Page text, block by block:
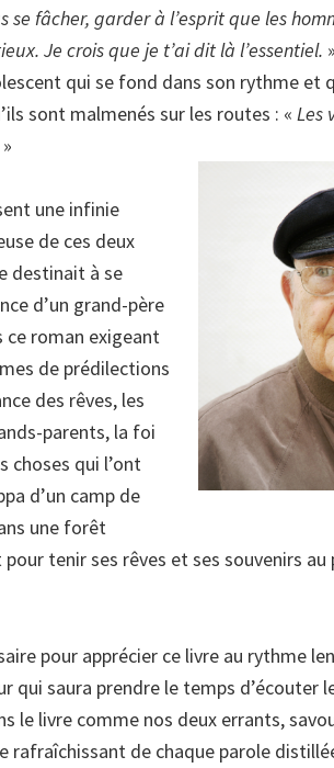
se fâcher, garder à l’esprit que les
Je crois que je t’ai dit là l’essentiel.
qui se fond dans son rythme et
sont malmenés sur les routes : « Les
»
une infinie
de ces deux
destinait à se
d’un grand-père
roman exigeant
de prédilections
des rêves, les
parents, la foi
choses qui l’ont
d’un camp de
une forêt
tenir ses rêves et ses souvenirs au
pour apprécier ce livre au rythme
qui saura prendre le temps d’écouter
le livre comme nos deux errants,
rafraîchissant de chaque parole